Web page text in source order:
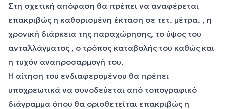
Στη σχετική απόφαση θα πρέπει να αναφέρεται
επακριβώς η καθορισμένη έκταση σε τετ. μέτρα. , η
χρονική διάρκεια της παραχώρησης, το ύψος του
ανταλλάγματος , ο τρόπος καταβολής του καθώς και
η τυχόν αναπροσαρμογή του.
Η αίτηση του ενδιαφερομένου θα πρέπει
υποχρεωτικά να συνοδεύεται από τοπογραφικό
διάγραμμα όπου θα οριοθετείται επακριβώς η